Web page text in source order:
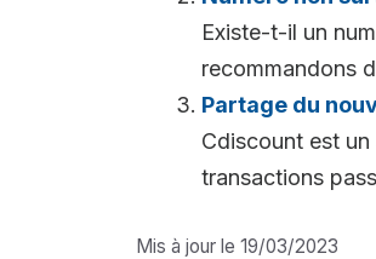
Existe-t-il un
recommandons
Partage du
Cdiscount est
transactions
Mis à jour le 19/03/2023